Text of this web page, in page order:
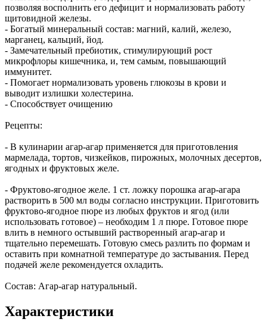
позволяя восполнить его дефицит и нормализовать работу
щитовидной железы.
- Богатый минеральный состав: магний, калий, железо,
марганец, кальций, йод.
- Замечательный пребиотик, стимулирующий рост
микрофлоры кишечника, и, тем самым, повышающий
иммунитет.
- Помогает нормализовать уровень глюкозы в крови и
выводит излишки холестерина.
- Способствует очищению
Рецепты:
- В кулинарии агар-агар применяется для приготовления
мармелада, тортов, чизкейков, пирожных, молочных десертов,
ягодных и фруктовых желе.
- Фруктово-ягодное желе. 1 ст. ложку порошка агар-агара
растворить в 500 мл воды согласно инструкции. Приготовить
фруктово-ягодное пюре из любых фруктов и ягод (или
использовать готовое) – необходим 1 л пюре. Готовое пюре
влить в немного остывший растворенный агар-агар и
тщательно перемешать. Готовую смесь разлить по формам и
оставить при комнатной температуре до застывания. Перед
подачей желе рекомендуется охладить.
Состав: Агар-агар натуральный.
Характеристики